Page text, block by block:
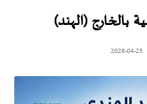
بالخارج (الهند)
2026-04-25